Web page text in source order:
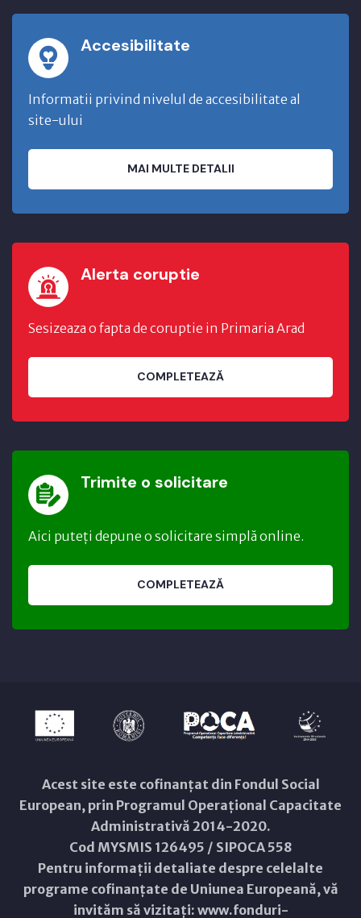
Accesibilitate
Informatii privind nivelul de accesibilitate al
site-ului
MAI MULTE DETALII
Alerta coruptie
Sesizeaza o fapta de coruptie in Primaria Arad
COMPLETEAZĂ
Trimite o solicitare
Aici puteți depune o solicitare simplă online.
COMPLETEAZĂ
Acest site este cofinanțat din Fondul Social
European, prin Programul Operațional Capacitate
Administrativă 2014-2020.
Cod MYSMIS 126495 / SIPOCA 558
Pentru informații detaliate despre celelalte
programe cofinanțate de Uniunea Europeană, vă
invităm să vizitați: www.fonduri-